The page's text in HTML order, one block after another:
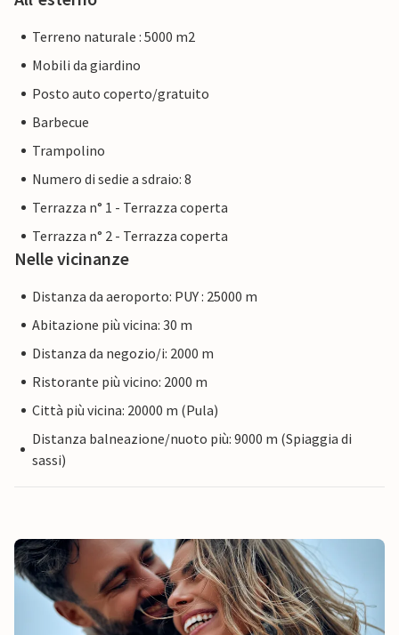
Terreno naturale : 5000 m2
Mobili da giardino
Posto auto coperto/gratuito
Barbecue
Trampolino
Numero di sedie a sdraio: 8
Terrazza n° 1 - Terrazza coperta
Terrazza n° 2 - Terrazza coperta
Nelle vicinanze
Distanza da aeroporto: PUY : 25000 m
Abitazione più vicina: 30 m
Distanza da negozio/i: 2000 m
Ristorante più vicino: 2000 m
Città più vicina: 20000 m (Pula)
Distanza balneazione/nuoto più: 9000 m (Spiaggia di
sassi)